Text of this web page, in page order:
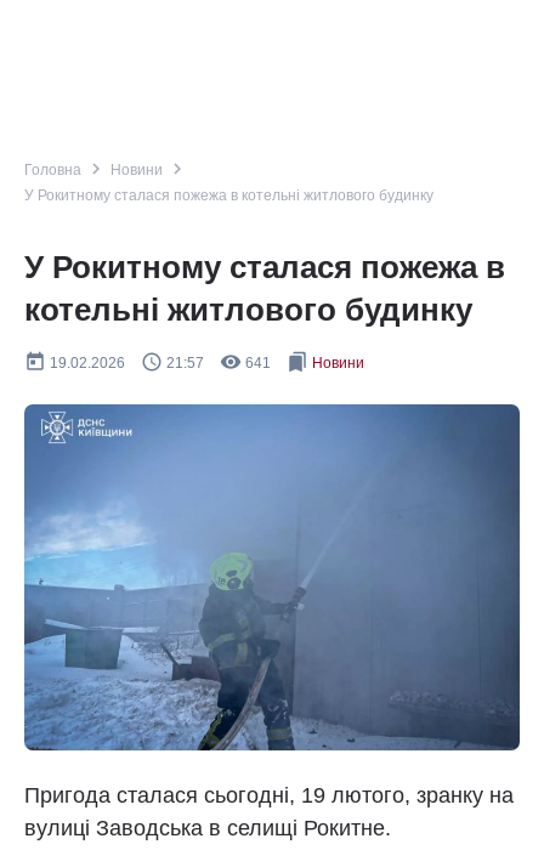
Головна navigate_next Новини navigate_next
У Рокитному сталася пожежа в котельні житлового будинку
У Рокитному сталася пожежа в
котельні житлового будинку
today 19.02.2026 query_builder 21:57 remove_red_eye 641 bookmarks Новини
Пригода сталася сьогодні, 19 лютого, зранку на
вулиці Заводська в селищі Рокитне.